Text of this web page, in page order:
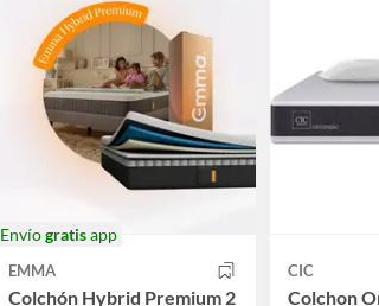
Envíogratisapp
EMMA
Colchón Hybrid Premium 2
CIC
Colchon